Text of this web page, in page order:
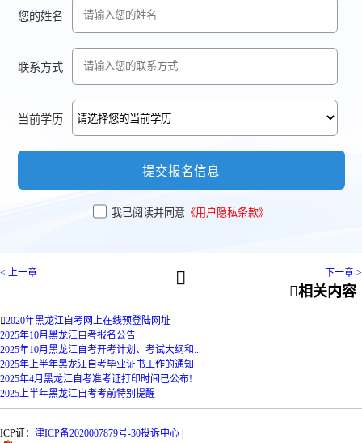
您的姓名
联系方式
当前学历
提交报名信息
我已阅读并同意 《用户隐私条款》
< 上一章  下一章 >
相关内容
2020年黑龙江自考网上在线预登陆网址
2025年10月黑龙江自考报名公告
2025年10月黑龙江自考开考计划、考试大纲和...
2025年上半年黑龙江自考毕业证书工作的通知
2025年4月黑龙江自考准考证打印时间已公布!
2025上半年黑龙江自考考前特别提醒
ICP证： 津ICP备2020007879号-30投诉中心